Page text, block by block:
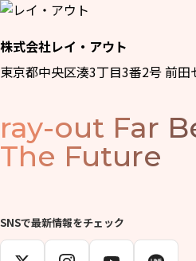
株式会社レイ・アウト
東京都中央区湊3丁目3番2号 前
ray-out Far
The Future
SNSで最新情報をチェック